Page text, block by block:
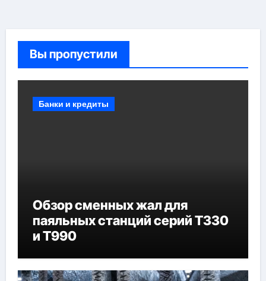
Вы пропустили
Банки и кредиты
Обзор сменных жал для
паяльных станций серий T330
и T990